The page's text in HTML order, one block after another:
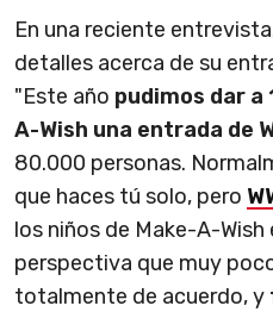
En una reciente
detalles acerca de su
"Este año pudimos dar a
A-Wish una entrada de
80.000 personas.
que haces tú solo, pero
los niños de Make-A-
perspectiva que muy
totalmente de acuerdo, y